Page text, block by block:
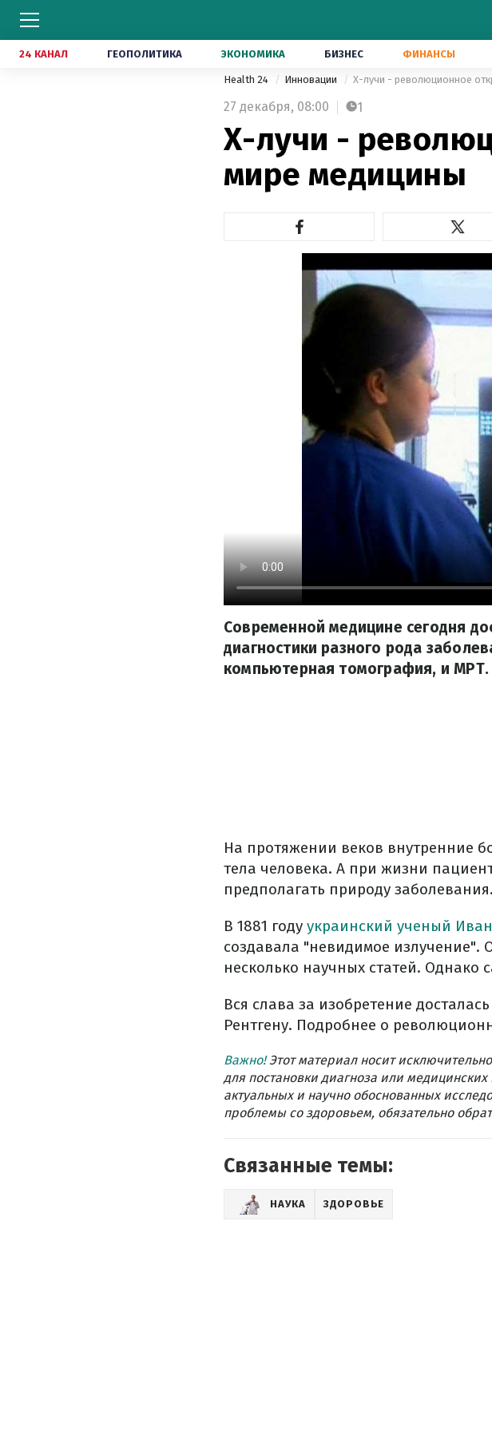
24 КАНАЛ ГЕОПОЛИТИКА ЭКОНОМИКА БИЗНЕС ФИНАНСЫ
Health 24 Инновации Х-лучи - революционное
27 декабря, 08:00 1
Х-лучи -
мире медицины
Современной медицине сегодня
диагностики разного рода
компьютерная томография, и МРТ.
На протяжении веков внутренние
тела человека. А при жизни
предполагать природу заболевания.
В 1881 году украинский ученый
создавала "невидимое
несколько научных статей. Однако
Вся слава за изобретение
Рентгену. Подробнее о
Важно!Этот материал носит
для постановки диагноза или
актуальных и научно обоснованных
проблемы со здоровьем, обязательно
Связанные темы:
НАУКА ЗДОРОВЬЕ